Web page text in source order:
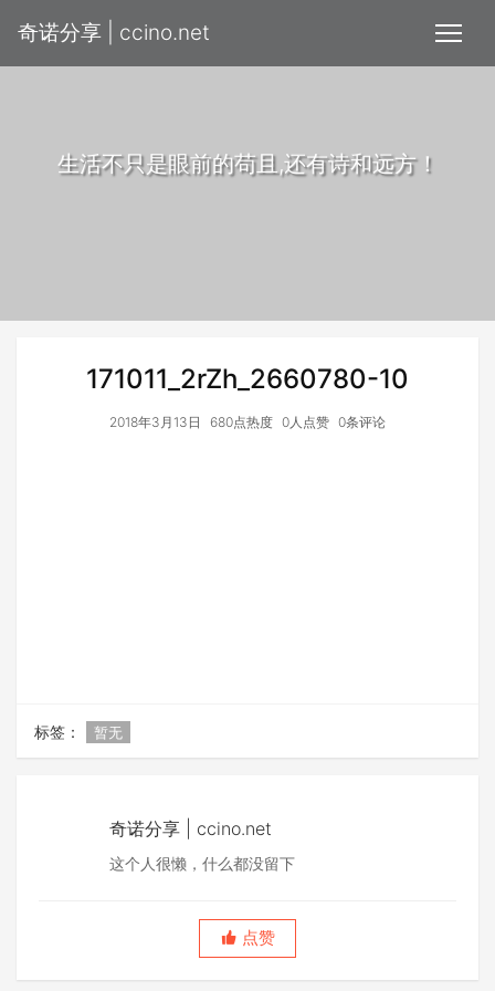
奇诺分享 | ccino.net
生活不只是眼前的苟且,还有诗和远方！
171011_2rZh_2660780-10
2018年3月13日 680点热度 0人点赞 0条评论
标签： 暂无
奇诺分享 | ccino.net
这个人很懒，什么都没留下
点赞